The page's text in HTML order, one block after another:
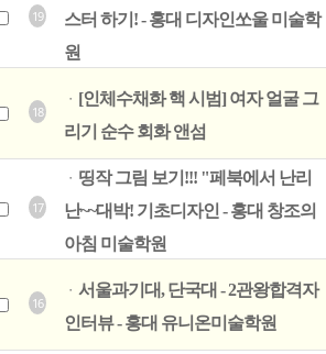
19
스터 하기! - 홍대 디자인쏘울 미술학
원
18
ㆍ [인체수채화 핵 시범] 여자 얼굴 그
리기 순수 회화 앤섬
17
ㆍ 띵작 그림 보기!!! "페북에서 난리
난~~대박! 기초디자인 - 홍대 창조의
아침 미술학원
16
ㆍ 서울과기대, 단국대 - 2관왕합격자
인터뷰 - 홍대 유니온미술학원